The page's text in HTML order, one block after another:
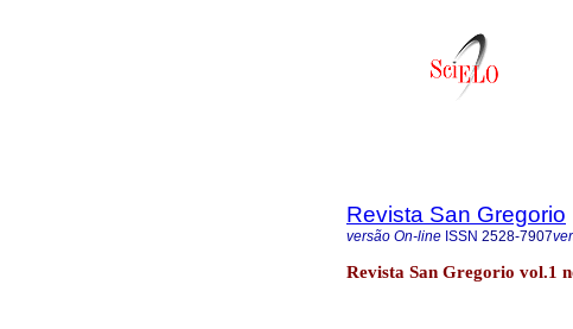
Revista San Gregorio
versão On-line ISSN 2528-7907
Revista San Gregorio vol.1